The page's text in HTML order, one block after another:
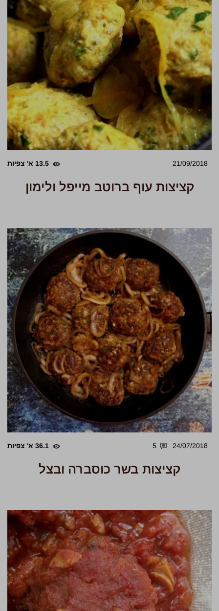
21/09/2018 13.5 א' צפיות
קציצות עוף ברוטב מייפל ולימון
24/07/2018
5 36.1 א' צפיות
קציצות בשר כוסברה ובצל